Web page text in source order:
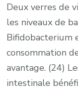
Deux verres de
les niveaux de
Bifidobacterium
consommation
avantage. (24)
intestinale